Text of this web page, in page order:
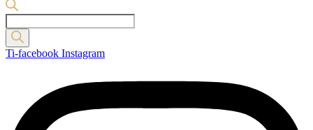
Products
search
Ti-facebook Instagram